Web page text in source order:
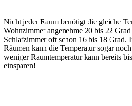
Nicht jeder Raum benötigt die gleiche
Wohnzimmer angenehme 20 bis 22
Schlafzimmer oft schon 16 bis 18 Grad.
Räumen kann die Temperatur sogar
weniger Raumtemperatur kann bereits
einsparen!